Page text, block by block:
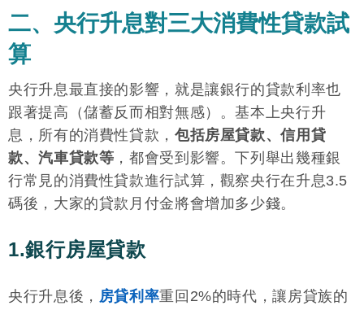
二、央行升息對三大消費性貸款試
算
央行升息最直接的影響，就是讓銀行的貸款利率也
跟著提高（儲蓄反而相對無感）。基本上央行升
息，所有的消費性貸款， 包括房屋貸款、信用貸
款、汽車貸款等 ，都會受到影響。下列舉出幾種銀
行常見的消費性貸款進行試算，觀察央行在升息3.5
碼後，大家的貸款月付金將會增加多少錢。
1.銀行房屋貸款
央行升息後， 房貸利率重回2%的時代，讓房貸族的